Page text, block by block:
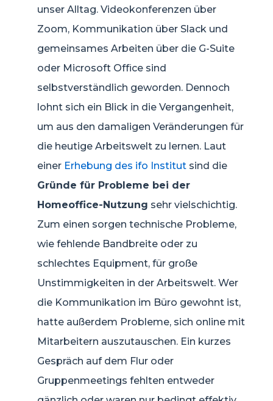
unser Alltag. Videokonferenzen über
Zoom, Kommunikation über Slack und
gemeinsames Arbeiten über die G-Suite
oder Microsoft Office sind
selbstverständlich geworden. Dennoch
lohnt sich ein Blick in die Vergangenheit,
um aus den damaligen Veränderungen für
die heutige Arbeitswelt zu lernen. Laut
einer Erhebung des ifo Institut sind die
Gründe für Probleme bei der
Homeoffice-Nutzung sehr vielschichtig.
Zum einen sorgen technische Probleme,
wie fehlende Bandbreite oder zu
schlechtes Equipment, für große
Unstimmigkeiten in der Arbeitswelt. Wer
die Kommunikation im Büro gewohnt ist,
hatte außerdem Probleme, sich online mit
Mitarbeitern auszutauschen. Ein kurzes
Gespräch auf dem Flur oder
Gruppenmeetings fehlten entweder